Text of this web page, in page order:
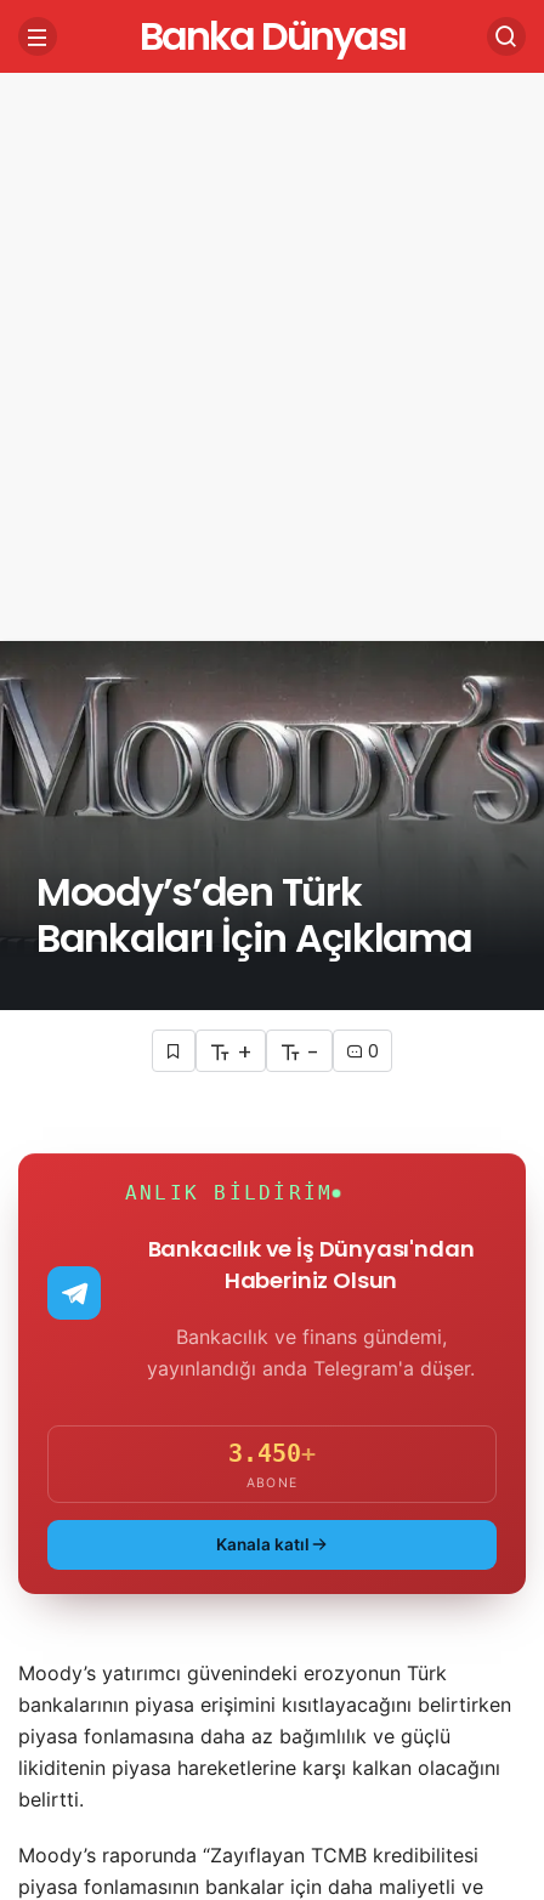
Banka Dünyası
Moody’s’den Türk
Bankaları İçin Açıklama
+ - 0
ANLIK BILDIRIM
Bankacılık ve İş Dünyası'ndan
Haberiniz Olsun
Bankacılık ve finans gündemi,
yayınlandığı anda Telegram'a düşer.
3.450+
ABONE
Kanala katıl
Moody’s yatırımcı güvenindeki erozyonun Türk
bankalarının piyasa erişimini kısıtlayacağını belirtirken
piyasa fonlamasına daha az bağımlılık ve güçlü
likiditenin piyasa hareketlerine karşı kalkan olacağını
belirtti.
Moody’s raporunda “Zayıflayan TCMB kredibilitesi
piyasa fonlamasının bankalar için daha maliyetli ve